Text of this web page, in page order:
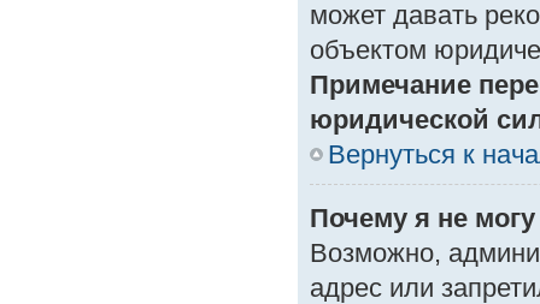
может давать
объектом
Примечание
юридической
Вернуться к
Почему я не
Возможно,
адрес или